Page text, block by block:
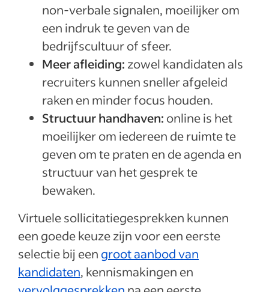
non-verbale signalen, moeilijker om
een indruk te geven van de
bedrijfscultuur of sfeer.
Meer afleiding: zowel kandidaten als
recruiters kunnen sneller afgeleid
raken en minder focus houden.
Structuur handhaven: online is het
moeilijker om iedereen de ruimte te
geven om te praten en de agenda en
structuur van het gesprek te
bewaken.
Virtuele sollicitatiegesprekken kunnen
een goede keuze zijn voor een eerste
selectie bij een groot aanbod van
kandidaten, kennismakingen en